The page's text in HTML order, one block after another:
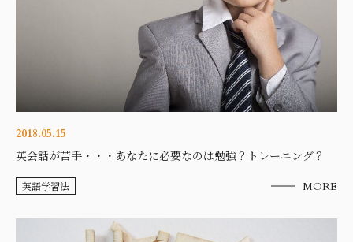
2018.05.15
英会話が苦手・・・あなたに必要なのは勉強？トレーニング？
英語学習法 MORE